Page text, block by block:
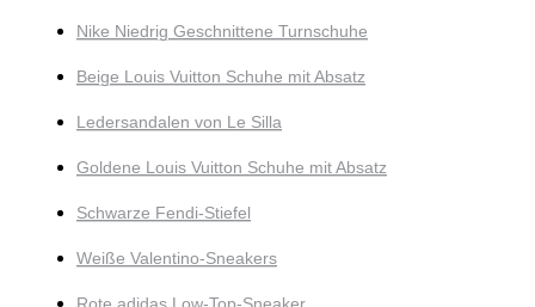
Nike Niedrig Geschnittene Turnschuhe
Beige Louis Vuitton Schuhe mit Absatz
Ledersandalen von Le Silla
Goldene Louis Vuitton Schuhe mit Absatz
Schwarze Fendi-Stiefel
Weiße Valentino-Sneakers